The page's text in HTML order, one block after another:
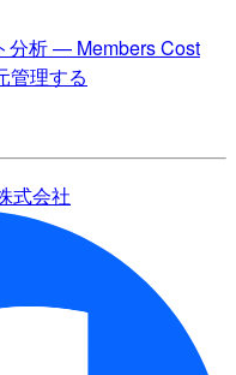
分析 — Members Cost
管理する
式会社